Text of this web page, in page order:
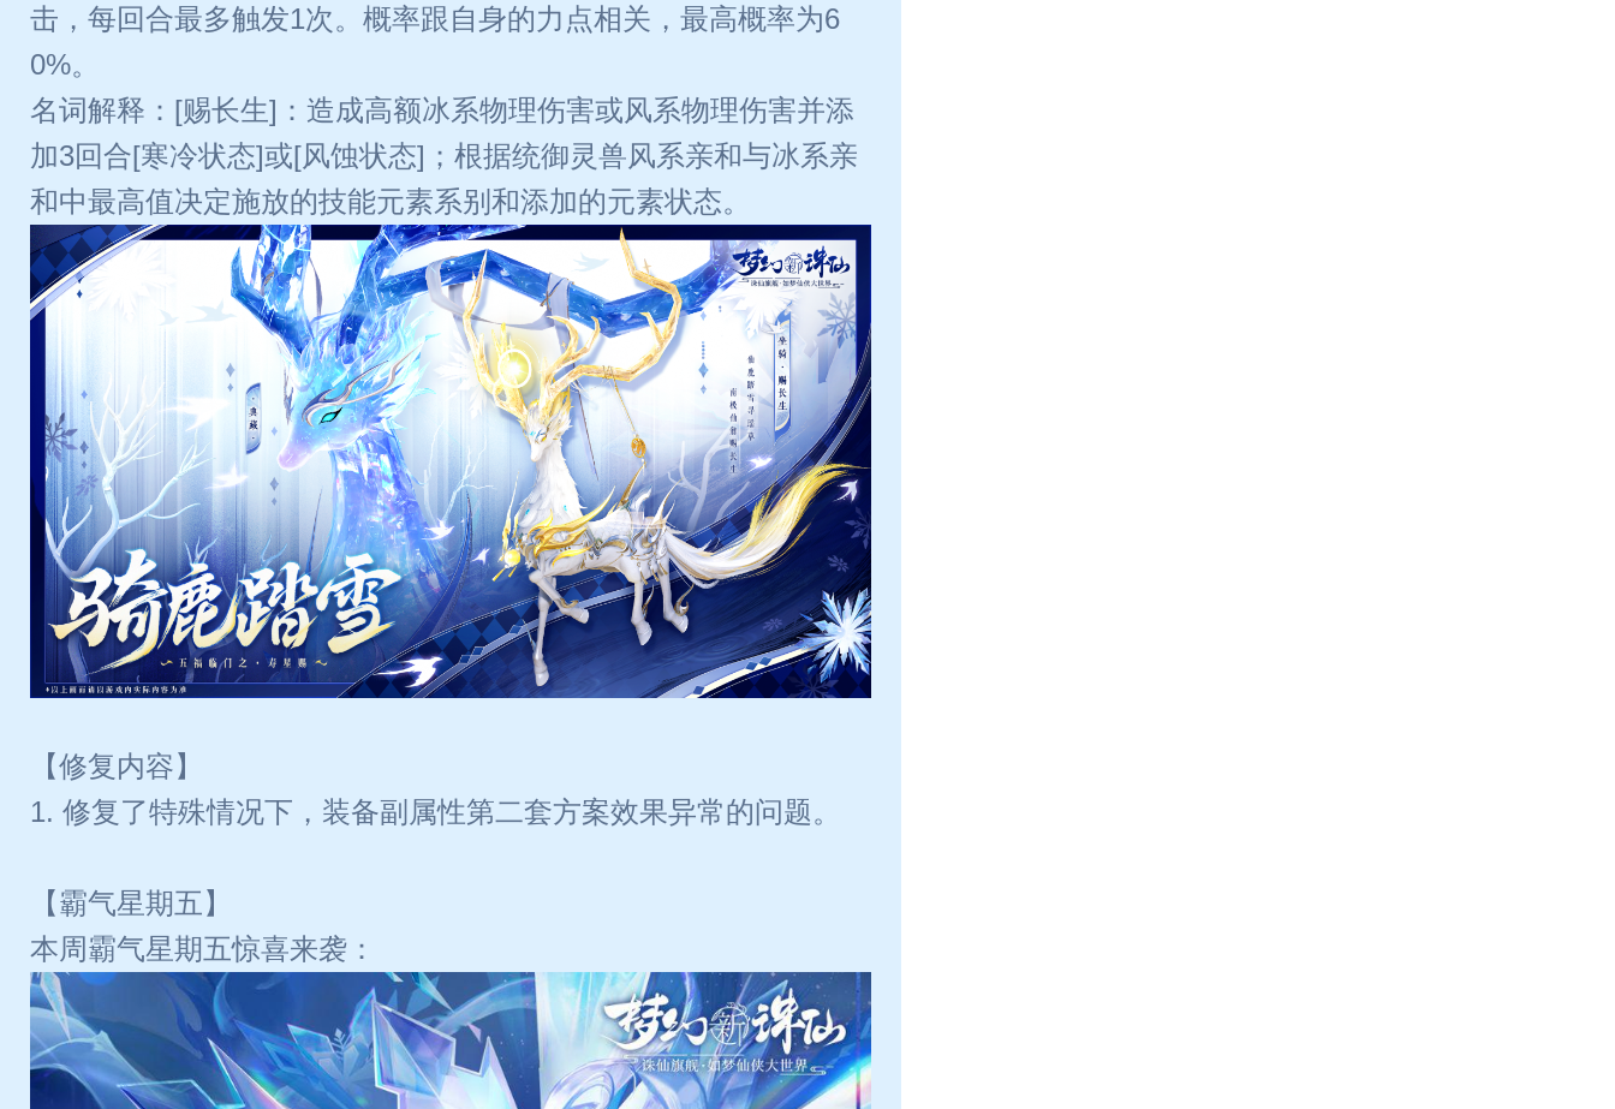
击，每回合最多触发1次。概率跟自身的力点相关，最高概率为6
0%。
名词解释：[赐长生]：造成高额冰系物理伤害或风系物理伤害并添
加3回合[寒冷状态]或[风蚀状态]；根据统御灵兽风系亲和与冰系亲
和中最高值决定施放的技能元素系别和添加的元素状态。
【修复内容】
1. 修复了特殊情况下，装备副属性第二套方案效果异常的问题。
【霸气星期五】
本周霸气星期五惊喜来袭：